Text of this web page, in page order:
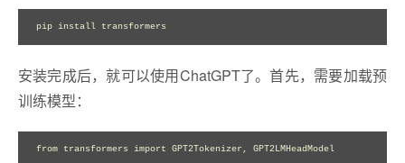
安装完成后，就可以使用ChatGPT了。首先，需要加载预
训练模型：
from transformers import GPT2Tokenizer, GPT2LMHeadModel